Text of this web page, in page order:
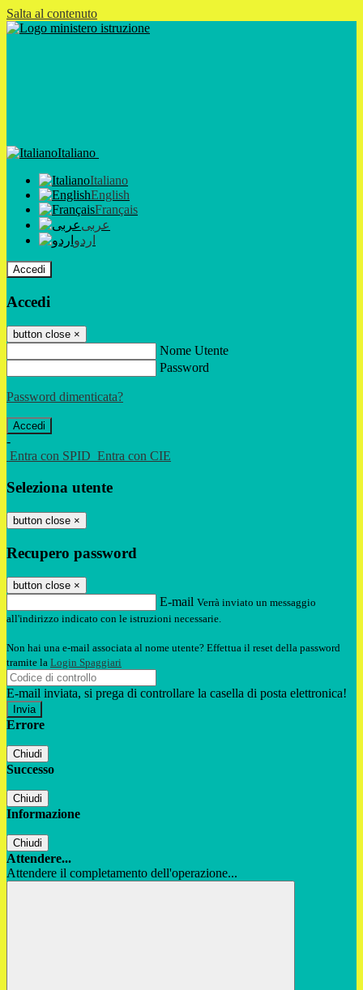
Salta al contenuto
Italiano
Italiano
English
Français
عربى
اردو
Accedi
Accedi
button close ×
Nome Utente
Password
Password dimenticata?
-
Entra con SPID Entra con CIE
Seleziona utente
button close ×
Recupero password
button close ×
E-mail Verrà inviato un messaggio
all'indirizzo indicato con le istruzioni necessarie.
Non hai una e-mail associata al nome utente? Effettua il reset della password
tramite la Login Spaggiari
E-mail inviata, si prega di controllare la casella di posta elettronica!
Errore
Chiudi
Successo
Chiudi
Informazione
Chiudi
Attendere...
Attendere il completamento dell'operazione...